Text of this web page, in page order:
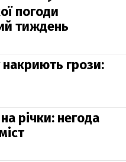
погоди
тиждень
накриють грози:
річки: негода